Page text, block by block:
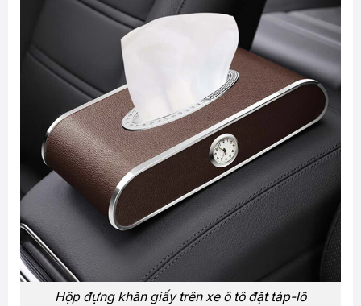
Hộp đựng khăn giấy trên xe ô tô đặt táp-lô